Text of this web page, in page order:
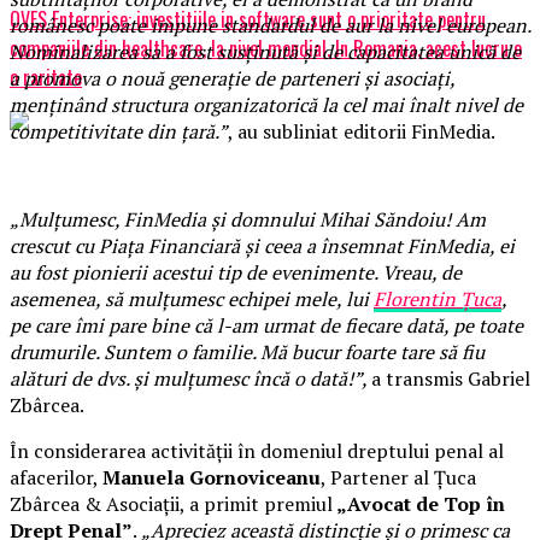
OVES Enterprise: investitiile in software sunt o prioritate pentru
companiile din healthcare, la nivel mondial. In Romania, acest lucru e
o raritate
românesc poate impune standardul de aur la nivel european.
Nominalizarea sa a fost susținută și de capacitatea unică de
a promova o nouă generație de parteneri și asociați,
menținând structura organizatorică la cel mai înalt nivel de
competitivitate din țară.”, au subliniat editorii FinMedia.
„Mulțumesc, FinMedia și domnului Mihai Săndoiu! Am
crescut cu Piața Financiară și ceea a însemnat FinMedia, ei
au fost pionierii acestui tip de evenimente. Vreau, de
asemenea, să mulțumesc echipei mele, luiFlorentin Țuca,
pe care îmi pare bine că l-am urmat de fiecare dată, pe toate
drumurile. Suntem o familie. Mă bucur foarte tare să fiu
alături de dvs. și mulțumesc încă o dată!”, a transmis Gabriel
Zbârcea.
În considerarea activității în domeniul dreptului penal al
afacerilor, Manuela Gornoviceanu, Partener al Țuca
Zbârcea & Asociații, a primit premiul„Avocat de Top în
Drept Penal”. „Apreciez această distincție și o primesc ca